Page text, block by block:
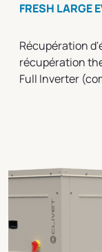
FRESH LARGE
Récupération
récupération
Full Inverter